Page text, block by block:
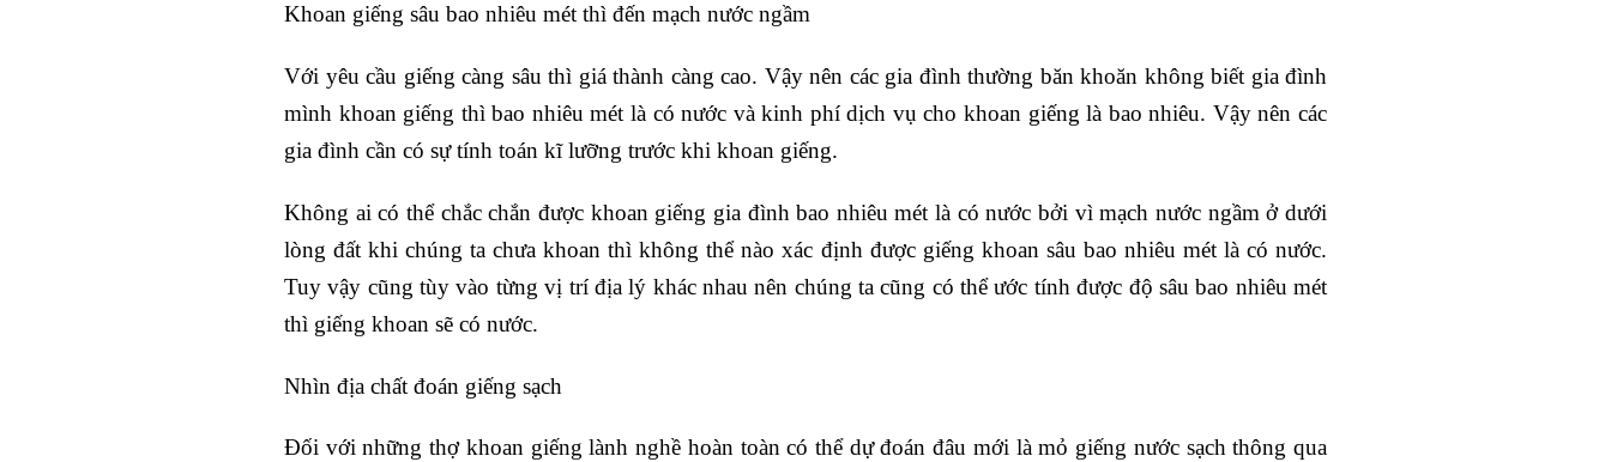
Khoan giếng sâu bao nhiêu mét thì đến mạch nước ngầm
Với yêu cầu giếng càng sâu thì giá thành càng cao. Vậy nên các gia đình thường băn khoăn không biết gia đình
mình khoan giếng thì bao nhiêu mét là có nước và kinh phí dịch vụ cho khoan giếng là bao nhiêu. Vậy nên các
gia đình cần có sự tính toán kĩ lưỡng trước khi khoan giếng.
Không ai có thể chắc chắn được khoan giếng gia đình bao nhiêu mét là có nước bởi vì mạch nước ngầm ở dưới
lòng đất khi chúng ta chưa khoan thì không thể nào xác định được giếng khoan sâu bao nhiêu mét là có nước.
Tuy vậy cũng tùy vào từng vị trí địa lý khác nhau nên chúng ta cũng có thể ước tính được độ sâu bao nhiêu mét
thì giếng khoan sẽ có nước.
Nhìn địa chất đoán giếng sạch
Đối với những thợ khoan giếng lành nghề hoàn toàn có thể dự đoán đâu mới là mỏ giếng nước sạch thông qua